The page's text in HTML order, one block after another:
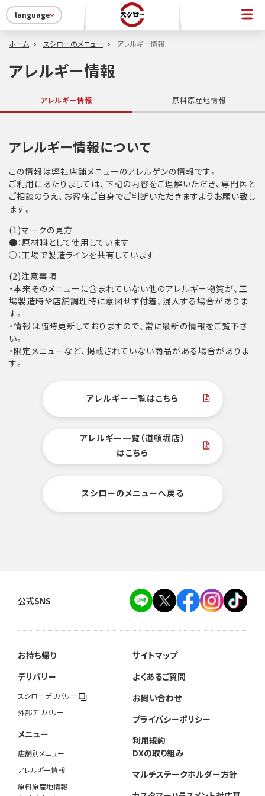
language
ホーム スシローのメニュー アレルギー情報
アレルギー情報
アレルギー情報 原料原産地情報
アレルギー情報について
この情報は弊社店舗メニューのアレルゲンの情報です。
ご利用にあたりましては、下記の内容をご理解いただき、専門医と
ご相談のうえ、お客様ご自身でご判断いただきますようお願い致し
ます。
(1)マークの見方
●：原材料として使用しています
○：工場で製造ラインを共有しています
(2)注意事項
・本来そのメニューに含まれていない他のアレルギー物質が、工
場製造時や店舗調理時に意図せず付着、混入する場合がありま
す。
・情報は随時更新しておりますので、常に最新の情報をご覧下さ
い。
・限定メニューなど、掲載されていない商品がある場合がありま
す。
アレルギー一覧はこちら
アレルギー一覧（道頓堀店）
はこちら
スシローのメニューへ戻る
公式SNS
お持ち帰り
デリバリー
スシローデリバリー
外部デリバリー
メニュー
店舗別メニュー
アレルギー情報
原料原産地情報
サイトマップ
よくあるご質問
お問い合わせ
プライバシーポリシー
利用規約
DXの取り組み
マルチステークホルダー方針